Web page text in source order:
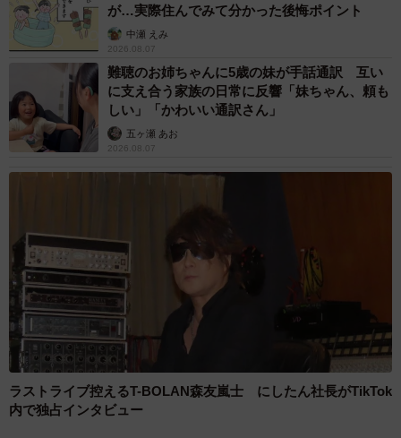
が…実際住んでみて分かった後悔ポイント
中瀬 えみ
2026.08.07
難聴のお姉ちゃんに5歳の妹が手話通訳 互い
に支え合う家族の日常に反響「妹ちゃん、頼も
しい」「かわいい通訳さん」
五ヶ瀬 あお
2026.08.07
ラストライブ控えるT-BOLAN森友嵐士 にしたん社長がTikTok
内で独占インタビュー